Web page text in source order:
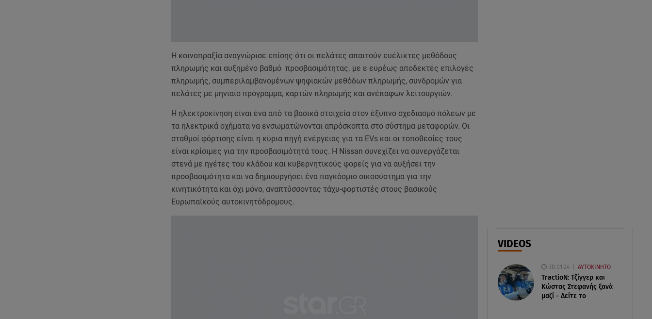
07.08.26 , 10:05
της Γαλλικής Δημοκρατίας
VIDEOS
30.01.24 ΑΥΤΟΚΙΝΗΤΟ
TractioN: Τζίγγερ και
Κώστας Στεφανής ξανά
μαζί - Δείτε το
Η κοινοπραξία αναγνώρισε επίσης ότι οι πελάτες απαιτούν ευέλικτες μεθόδους
πληρωμής και αυξημένο βαθμό προσβασιμότητας. με ε ευρέως αποδεκτές επιλογές
πληρωμής, συμπεριλαμβανομένων ψηφιακών μεθόδων πληρωμής, συνδρομών για
πελάτες με μηνιαίο πρόγραμμα, καρτών πληρωμής και ανέπαφων λειτουργιών.
Η ηλεκτροκίνηση είναι ένα από τα βασικά στοιχεία στον έξυπνο σχεδιασμό πόλεων με
τα ηλεκτρικά οχήματα να ενσωματώνονται απρόσκοπτα στο σύστημα μεταφορών. Οι
σταθμοί φόρτισης είναι η κύρια πηγή ενέργειας για τα EVs και οι τοποθεσίες τους
είναι κρίσιμες για την προσβασιμότητά τους. Η Nissan συνεχίζει να συνεργάζεται
στενά με ηγέτες του κλάδου και κυβερνητικούς φορείς για να αυξήσει την
προσβασιμότητα και να δημιουργήσει ένα παγκόσμιο οικοσύστημα για την
κινητικότητα και όχι μόνο, αναπτύσσοντας τάχυ-φορτιστές στους βασικούς
Ευρωπαϊκούς αυτοκινητόδρομους.